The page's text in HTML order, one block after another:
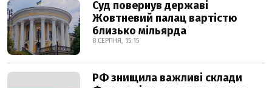
Суд повернув державі
Жовтневий палац вартістю
близько мільярда
8 СЕРПНЯ, 15:15
РФ знищила важливі склади